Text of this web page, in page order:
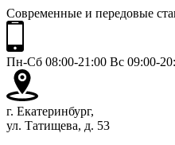
Современные и передовые
Пн-Сб 08:00-21:00 Вс 09:00-
г. Екатеринбург,
ул. Татищева, д. 53